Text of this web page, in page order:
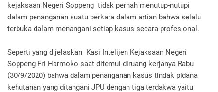
kejaksaan Negeri Soppeng tidak pernah menutup-nutupi
dalam penanganan suatu perkara dalam artian bahwa selalu
terbuka dalam menangani setiap kasus secara profesional.
Seperti yang dijelaskan Kasi Intelijen Kejaksaan Negeri
Soppeng Fri Harmoko saat ditemui diruang kerjanya Rabu
(30/9/2020) bahwa dalam penanganan kasus tindak pidana
kehutanan yang ditangani JPU dengan tiga terdakwa yaitu